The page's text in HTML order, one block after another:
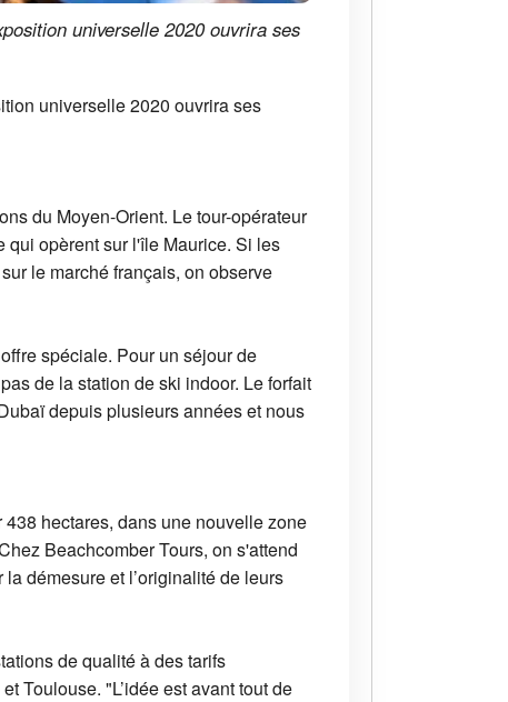
universelle 2020 ouvrira ses
universelle 2020 ouvrira ses
du Moyen-Orient. Le tour-opérateur
qui opèrent sur l'île Maurice. Si les
sur le marché français, on observe
spéciale. Pour un séjour de
de la station de ski indoor. Le forfait
depuis plusieurs années et nous
hectares, dans une nouvelle zone
Beachcomber Tours, on s'attend
démesure et l’originalité de leurs
de qualité à des tarifs
Toulouse. "L’idée est avant tout de